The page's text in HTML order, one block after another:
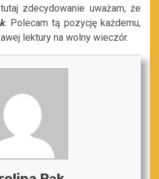
zdecydowanie uważam, że
. Polecam tą pozycję każdemu,
lektury na wolny wieczór.